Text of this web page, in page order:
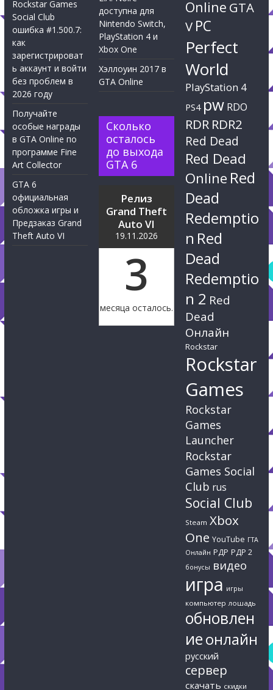
Rockstar Games
Social Club
ошибка #1.500.7:
как
зарегистрироват
ь аккаунт и войти
без проблем в
2026 году
Получайте
особые награды
в GTA Online по
программе Fine
Art Collector
GTA 6
официальная
обложка игры и
Предзаказ Grand
Theft Auto VI
доступна для
Nintendo Switch,
PlayStation 4 и
Xbox One
Хэллоуин 2017 в
GTA Online
Сколько
осталось
до выхода
GTA 6
Релиз
Grand Theft
Auto VI
19.11.2026
3
месяца осталось.
Online GTA
V PC
Perfect
World
PlayStation 4
PS4 pw RDO
RDR RDR2
Red Dead
Red Dead
Online Red
Dead
Redemptio
n Red
Dead
Redemptio
n 2 Red
Dead
Онлайн
Rockstar
Rockstar
Games
Rockstar
Games
Launcher
Rockstar
Games Social
Club rus
Social Club
Steam Xbox
One YouTube ГТА
Онлайн РДР РДР 2
бонусы видео
игра игры
компьютер лошадь
обновлен
иеонлайн
русский
сервер
скачать скидки